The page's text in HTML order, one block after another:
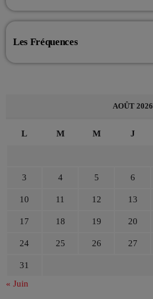
Les Fréquences
AOÛT 2026
L M M J
3 4 5 6
10 11 12 13
17 18 19 20
24 25 26 27
31
« Juin